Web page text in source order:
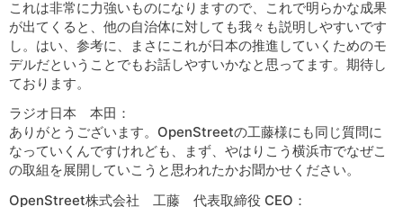
これは非常に力強いものになりますので、これで明らかな成果
が出てくると、他の自治体に対しても我々も説明しやすいです
し。はい、参考に、まさにこれが日本の推進していくためのモ
デルだということでもお話しやすいかなと思ってます。期待し
ております。
ラジオ日本 本田：
ありがとうございます。OpenStreetの工藤様にも同じ質問に
なっていくんですけれども、まず、やはりこう横浜市でなぜこ
の取組を展開していこうと思われたかお聞かせください。
OpenStreet株式会社 工藤 代表取締役 CEO：